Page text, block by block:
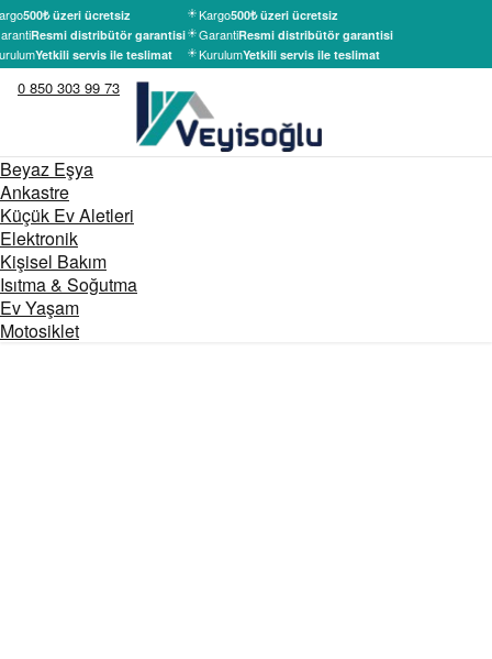
500₺ üzeri ücretsiz
Resmi distribütör garantisi
Yetkili servis ile teslimat
Kargo500₺ üzeri ücretsiz
GarantiResmi distribütör garantisi
KurulumYetkili servis ile teslimat
0 850 303 99 73
Beyaz Eşya
Ankastre
Küçük Ev Aletleri
Elektronik
Kişisel Bakım
Isıtma & Soğutma
Ev Yaşam
Motosiklet